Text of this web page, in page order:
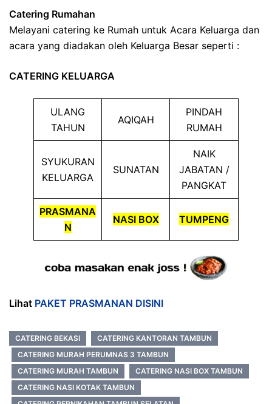
Catering Rumahan
Melayani catering ke Rumah untuk Acara Keluarga dan
acara yang diadakan oleh Keluarga Besar seperti :
CATERING KELUARGA
ULANG
TAHUN
AQIQAH
PINDAH
RUMAH
SYUKURAN
KELUARGA
SUNATAN
NAIK
JABATAN /
PANGKAT
PRASMANA
N
NASI BOX TUMPENG
Lihat PAKET PRASMANAN DISINI
CATERING BEKASI
CATERING KANTORAN TAMBUN
CATERING MURAH PERUMNAS 3 TAMBUN
CATERING MURAH TAMBUN
CATERING NASI BOX TAMBUN
CATERING NASI KOTAK TAMBUN